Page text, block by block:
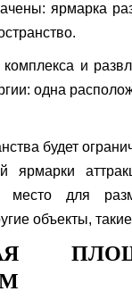
ярмарка
и
одна
будет
ярмарки
место для
объекты,